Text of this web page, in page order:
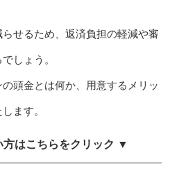
せるため、返済負担の軽減や審
しょう。
頭金とは何か、用意するメリッ
ます。
はこちらをクリック ▼